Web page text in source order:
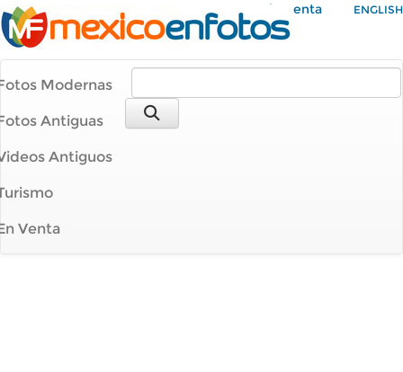
Mi Cuenta ENGLISH
Modernas
Antiguas
Antiguos
Venta